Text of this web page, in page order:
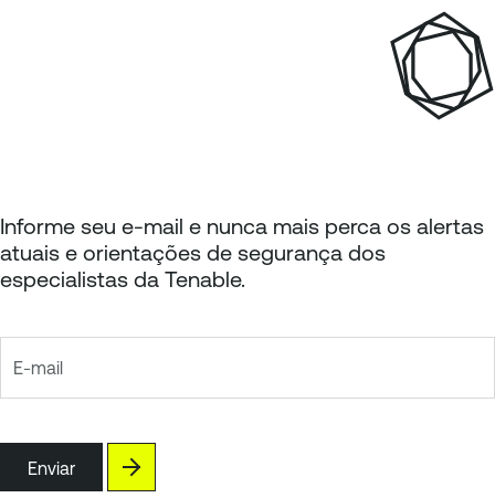
a
Informe seu e-mail e nunca mais perca os alertas
atuais e orientações de segurança dos
especialistas da Tenable.
E-mail
Enviar